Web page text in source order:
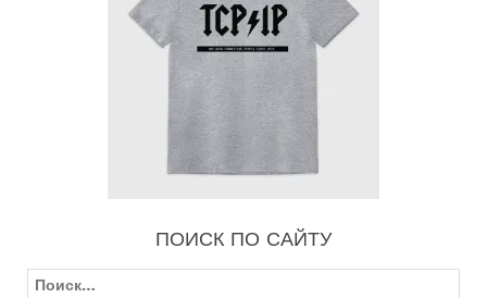
ПОИСК ПО САЙТУ
Найти: